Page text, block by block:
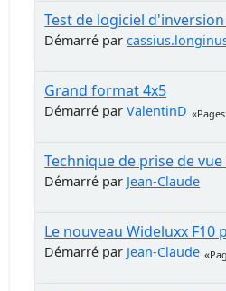
Test de logiciel
Démarré par
Grand format 4x5
Démarré parValentinD Pages
Technique de prise de
Démarré par Jean-Claude
Le nouveau Wideluxx
Démarré par Jean-Claude